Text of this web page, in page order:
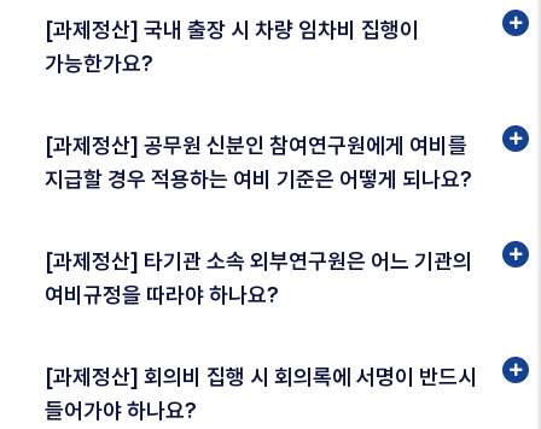
[과제정산] 국내 출장 시 차량 임차비 집행이
가능한가요?
[과제정산] 공무원 신분인 참여연구원에게 여비를
지급할 경우 적용하는 여비 기준은 어떻게 되나요?
[과제정산] 타기관 소속 외부연구원은 어느 기관의
여비규정을 따라야 하나요?
[과제정산] 회의비 집행 시 회의록에 서명이 반드시
들어가야 하나요?